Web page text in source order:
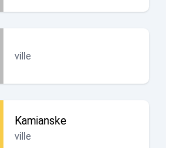
ville
Kamianske
ville